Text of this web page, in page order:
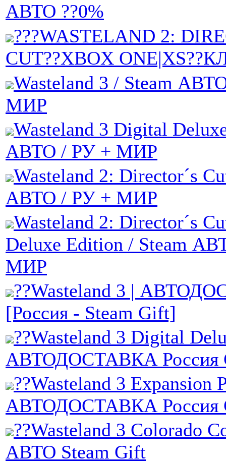
АВТО ??0%
???WASTELAND 2:
CUT??XBOX
Wasteland 3 / Steam
МИР
Wasteland 3 Digital
АВТО / РУ + МИР
Wasteland 2: Director´s
АВТО / РУ + МИР
Wasteland 2: Director´s
Deluxe Edition / Steam
МИР
??Wasteland 3 |
[Россия - Steam Gift]
??Wasteland 3 Digital
АВТОДОСТАВКА Россия
??Wasteland 3 Expansion
АВТОДОСТАВКА Россия
??Wasteland 3 Colorado
АВТО Steam Gift